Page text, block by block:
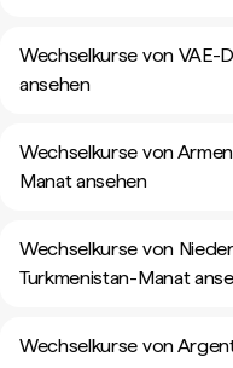
Wechselkurse von VAE-
ansehen
Wechselkurse von
Manat ansehen
Wechselkurse von
Turkmenistan-Manat
Wechselkurse von